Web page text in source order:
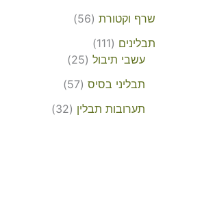
שרף וקטורת 56
תבלינים 111
עשבי תיבול 25
תבליני בסיס 57
תערובות תבלין 32